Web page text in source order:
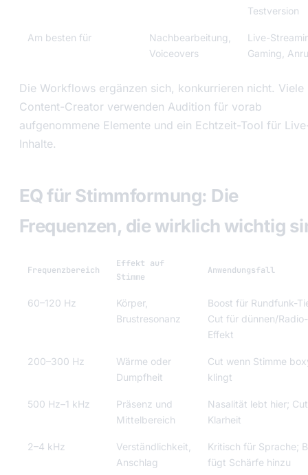
Testversion
Am besten für
Nachbearbeitung,
Voiceovers
Live-
Gaming,
Die Workflows ergänzen sich, konkurrieren nicht. Viele
Content-Creator verwenden Audition für vorab
aufgenommene Elemente und ein Echtzeit-Tool für
Inhalte.
EQ für Stimmformung: Die
Frequenzen, die wirklich wichtig
Frequenzbereich
Effekt auf
Stimme
Anwendungsfall
60–120 Hz
Körper,
Brustresonanz
Boost für Rundfunk-
Cut für dünnen/Radio-
Effekt
200–300 Hz
Wärme oder
Dumpfheit
Cut wenn Stimme
klingt
500 Hz–1 kHz
Präsenz und
Mittelbereich
Nasalität lebt hier;
Klarheit
2–4 kHz
Verständlichkeit,
Anschlag
Kritisch für Sprache;
fügt Schärfe hinzu